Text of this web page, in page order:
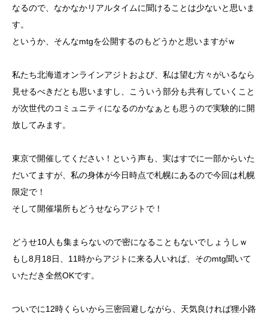
なるので、なかなかリアルタイムに聞けることは少ないと思いま
す。
というか、そんなmtgを公開するのもどうかと思いますがｗ
私たち北海道オンラインアジトおよび、私は望む方々がいるなら
見せるべきだとも思いますし、こういう部分も共有していくこと
が次世代のコミュニティになるのかなぁとも思うので実験的に開
放してみます。
東京で開催してください！という声も、実はすでに一部からいた
だいてますが、私の身体が今日時点で札幌にあるので今回は札幌
限定で！
そして開催場所もどうせならアジトで！
どうせ10人も集まらないので密になることもないでしょうしｗ
もし8月18日、11時からアジトに来る人いれば、そのmtg聞いて
いただき全然OKです。
ついでに12時くらいから三密回避しながら、天気良ければ狸小路